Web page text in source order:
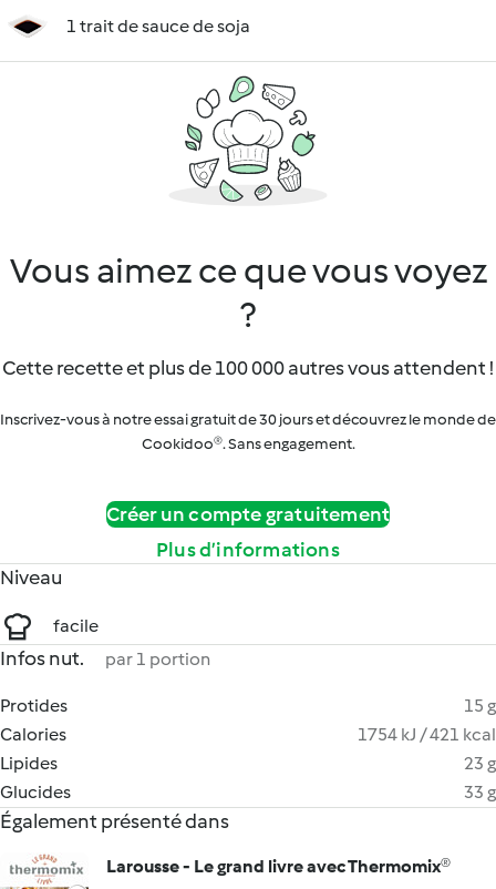
1 trait de sauce de soja
Vous aimez ce que vous voyez
?
Cette recette et plus de 100 000 autres vous attendent !
Inscrivez-vous à notre essai gratuit de 30 jours et découvrez le monde de
Cookidoo®. Sans engagement.
Créer un compte gratuitement
Plus d’informations
Niveau
facile
Infos nut. par 1 portion
Protides
15 g
Calories
1754 kJ / 421 kcal
Lipides
23 g
Glucides
33 g
Également présenté dans
Larousse - Le grand livre avec Thermomix®